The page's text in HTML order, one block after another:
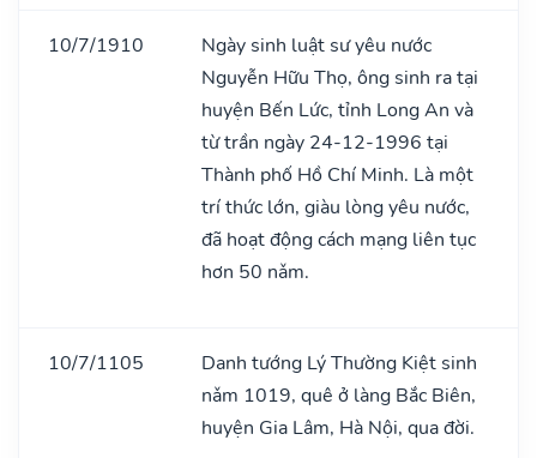
10/7/1910
Ngày sinh luật sư yêu nước
Nguyễn Hữu Thọ, ông sinh ra tại
huyện Bến Lức, tỉnh Long An và
từ trần ngày 24-12-1996 tại
Thành phố Hồ Chí Minh. Là một
trí thức lớn, giàu lòng yêu nước,
đã hoạt động cách mạng liên tục
hơn 50 nǎm.
10/7/1105
Danh tướng Lý Thường Kiệt sinh
nǎm 1019, quê ở làng Bắc Biên,
huyện Gia Lâm, Hà Nội, qua đời.